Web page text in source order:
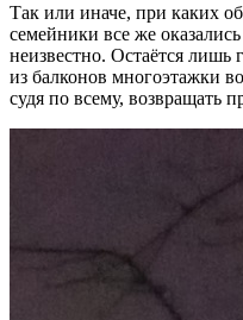
Так или иначе, при каких
семейники все же
неизвестно. Остаётся лишь
из балконов многоэтажки
судя по всему, возвращать